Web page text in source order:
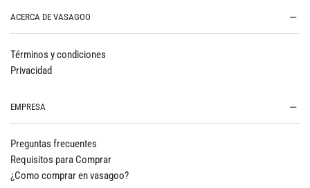
ACERCA DE VASAGOO
Términos y condiciones
Privacidad
EMPRESA
Preguntas frecuentes
Requisitos para Comprar
¿Como comprar en vasagoo?